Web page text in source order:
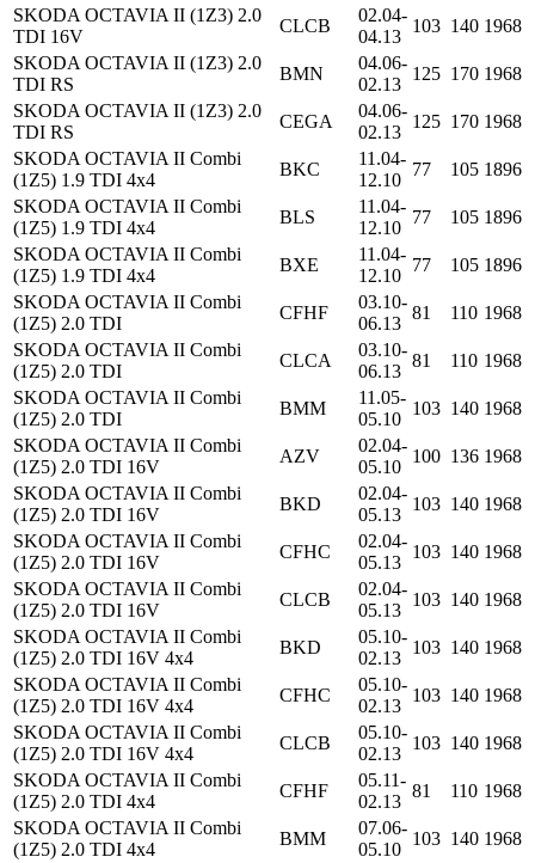
SKODA OCTAVIA II (1Z3) 2.0
TDI 16V
CLCB
02.04-
04.13
103 140 1968
SKODA OCTAVIA II (1Z3) 2.0
TDI RS
BMN
04.06-
02.13
125 170 1968
SKODA OCTAVIA II (1Z3) 2.0
TDI RS
CEGA
04.06-
02.13
125 170 1968
SKODA OCTAVIA II Combi
(1Z5) 1.9 TDI 4x4
BKC
11.04-
12.10
77 105 1896
SKODA OCTAVIA II Combi
(1Z5) 1.9 TDI 4x4
BLS
11.04-
12.10
77 105 1896
SKODA OCTAVIA II Combi
(1Z5) 1.9 TDI 4x4
BXE
11.04-
12.10
77 105 1896
SKODA OCTAVIA II Combi
(1Z5) 2.0 TDI
CFHF
03.10-
06.13
81 110 1968
SKODA OCTAVIA II Combi
(1Z5) 2.0 TDI
CLCA
03.10-
06.13
81 110 1968
SKODA OCTAVIA II Combi
(1Z5) 2.0 TDI
BMM
11.05-
05.10
103 140 1968
SKODA OCTAVIA II Combi
(1Z5) 2.0 TDI 16V
AZV
02.04-
05.10
100 136 1968
SKODA OCTAVIA II Combi
(1Z5) 2.0 TDI 16V
BKD
02.04-
05.13
103 140 1968
SKODA OCTAVIA II Combi
(1Z5) 2.0 TDI 16V
CFHC
02.04-
05.13
103 140 1968
SKODA OCTAVIA II Combi
(1Z5) 2.0 TDI 16V
CLCB
02.04-
05.13
103 140 1968
SKODA OCTAVIA II Combi
(1Z5) 2.0 TDI 16V 4x4
BKD
05.10-
02.13
103 140 1968
SKODA OCTAVIA II Combi
(1Z5) 2.0 TDI 16V 4x4
CFHC
05.10-
02.13
103 140 1968
SKODA OCTAVIA II Combi
(1Z5) 2.0 TDI 16V 4x4
CLCB
05.10-
02.13
103 140 1968
SKODA OCTAVIA II Combi
(1Z5) 2.0 TDI 4x4
CFHF
05.11-
02.13
81 110 1968
SKODA OCTAVIA II Combi
(1Z5) 2.0 TDI 4x4
BMM
07.06-
05.10
103 140 1968